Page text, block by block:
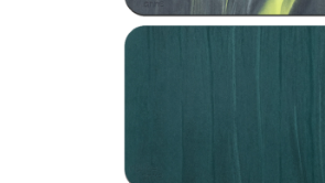
４．使用「AFTEE先享後付」時，將依據個別帳號
時審查核予不同之上限額度；若仍有額度不足之情